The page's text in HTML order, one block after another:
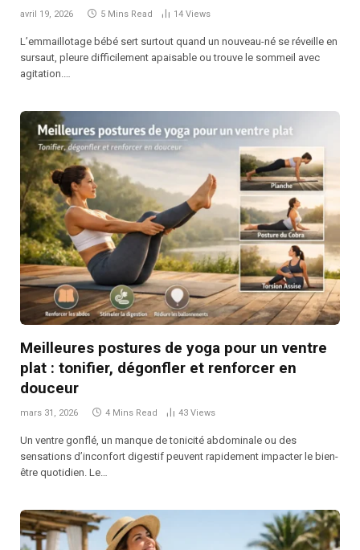
avril 19, 2026 5 Mins Read 14 Views
L’emmaillotage bébé sert surtout quand un nouveau-né se réveille en
sursaut, pleure difficilement apaisable ou trouve le sommeil avec
agitation.…
Meilleures postures de yoga pour un ventre
plat : tonifier, dégonfler et renforcer en
douceur
mars 31, 2026 4 Mins Read 43 Views
Un ventre gonflé, un manque de tonicité abdominale ou des
sensations d’inconfort digestif peuvent rapidement impacter le bien-
être quotidien. Le…